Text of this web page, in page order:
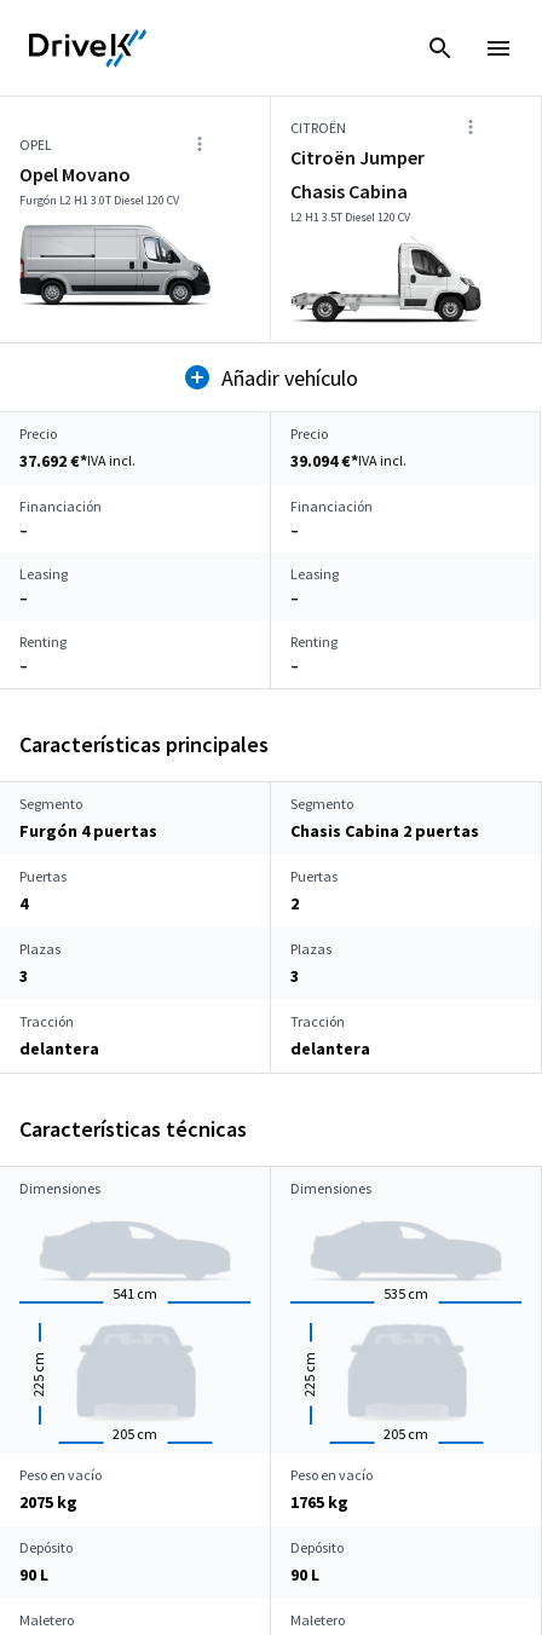
OPEL
Opel Movano
Furgón L2 H1 3.0T Diesel 120 CV
CITROËN
Citroën Jumper
Chasis Cabina
L2 H1 3.5T Diesel 120 CV
Añadir vehículo
Precio
37.692 €*IVA incl.
Precio
39.094 €*IVA incl.
Financiación
–
Financiación
–
Leasing
–
Leasing
–
Renting
–
Renting
–
Características principales
Segmento
Furgón 4 puertas
Segmento
Chasis Cabina 2 puertas
Puertas
4
Puertas
2
Plazas
3
Plazas
3
Tracción
delantera
Tracción
delantera
Características técnicas
Dimensiones
541 cm
205 cm
225
cm
Dimensiones
535 cm
205 cm
225
cm
Peso en vacío
2075 kg
Peso en vacío
1765 kg
Depósito
90 L
Depósito
90 L
Maletero Maletero